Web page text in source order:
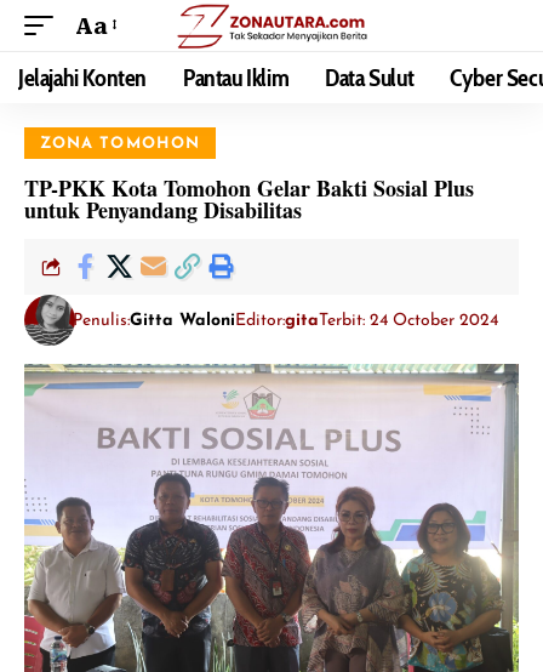
Aa
Jelajahi Konten Pantau Iklim Data Sulut Cyber
ZONA TOMOHON
TP-PKK Kota Tomohon Gelar Bakti Sosial Plus
untuk Penyandang Disabilitas
Penulis:Gitta Waloni Editor:gitaTerbit: 24 October 2024